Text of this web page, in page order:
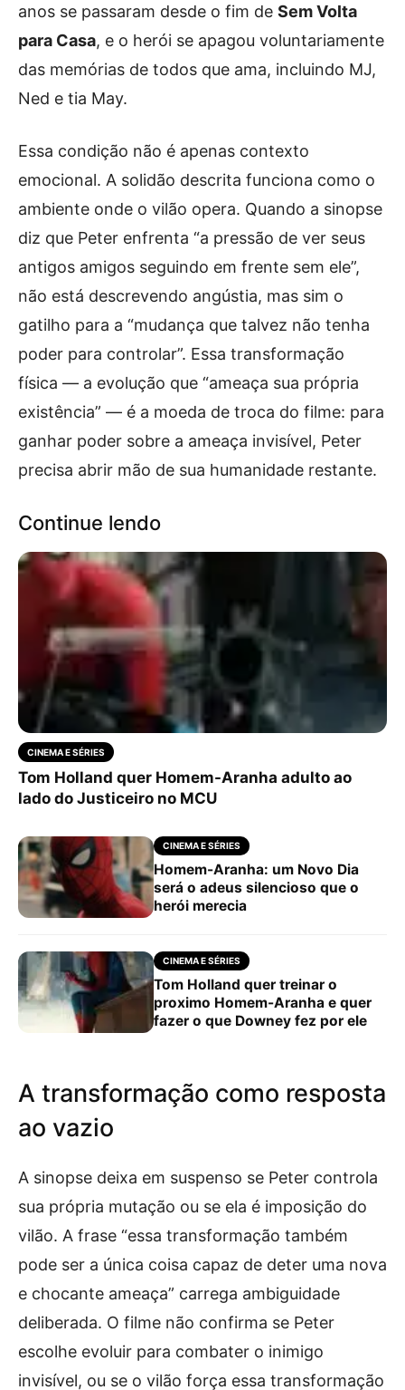
anos se passaram desde o fim de Sem Volta
para Casa, e o herói se apagou voluntariamente
das memórias de todos que ama, incluindo MJ,
Ned e tia May.
Essa condição não é apenas contexto
emocional. A solidão descrita funciona como o
ambiente onde o vilão opera. Quando a sinopse
diz que Peter enfrenta “a pressão de ver seus
antigos amigos seguindo em frente sem ele”,
não está descrevendo angústia, mas sim o
gatilho para a “mudança que talvez não tenha
poder para controlar”. Essa transformação
física — a evolução que “ameaça sua própria
existência” — é a moeda de troca do filme: para
ganhar poder sobre a ameaça invisível, Peter
precisa abrir mão de sua humanidade restante.
Continue lendo
CINEMA E SÉRIES
Tom Holland quer Homem-Aranha adulto ao
lado do Justiceiro no MCU
CINEMA E SÉRIES
Homem-Aranha: um Novo Dia
será o adeus silencioso que o
herói merecia
CINEMA E SÉRIES
Tom Holland quer treinar o
proximo Homem-Aranha e quer
fazer o que Downey fez por ele
A transformação como resposta
ao vazio
A sinopse deixa em suspenso se Peter controla
sua própria mutação ou se ela é imposição do
vilão. A frase “essa transformação também
pode ser a única coisa capaz de deter uma nova
e chocante ameaça” carrega ambiguidade
deliberada. O filme não confirma se Peter
escolhe evoluir para combater o inimigo
invisível, ou se o vilão força essa transformação